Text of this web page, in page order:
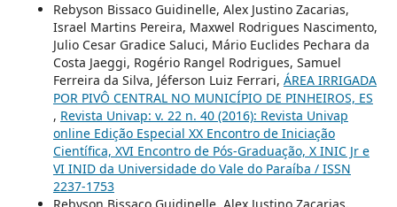
Rebyson Bissaco Guidinelle, Alex Justino Zacarias,
Israel Martins Pereira, Maxwel Rodrigues Nascimento,
Julio Cesar Gradice Saluci, Mário Euclides Pechara da
Costa Jaeggi, Rogério Rangel Rodrigues, Samuel
Ferreira da Silva, Jéferson Luiz Ferrari, ÁREA IRRIGADA
POR PIVÔ CENTRAL NO MUNICÍPIO DE PINHEIROS, ES
, Revista Univap: v. 22 n. 40 (2016): Revista Univap
online Edição Especial XX Encontro de Iniciação
Científica, XVI Encontro de Pós-Graduação, X INIC Jr e
VI INID da Universidade do Vale do Paraíba / ISSN
2237-1753